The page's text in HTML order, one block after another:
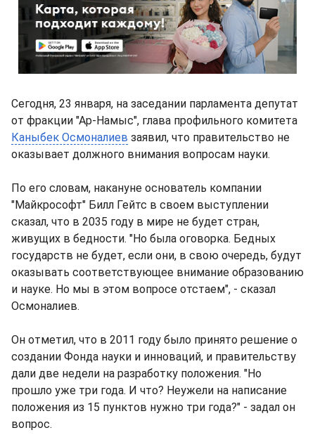
Сегодня, 23 января, на заседании парламента депутат
от фракции "Ар-Намыс", глава профильного комитета
Каныбек Осмоналиев заявил, что правительство не
оказывает должного внимания вопросам науки.
По его словам, накануне основатель компании
"Майкрософт" Билл Гейтс в своем выступлении
сказал, что в 2035 году в мире не будет стран,
живущих в бедности. "Но была оговорка. Бедных
государств не будет, если они, в свою очередь, будут
оказывать соответствующее внимание образованию
и науке. Но мы в этом вопросе отстаем", - сказал
Осмоналиев.
Он отметил, что в 2011 году было принято решение о
создании Фонда науки и инноваций, и правительству
дали две недели на разработку положения. "Но
прошло уже три года. И что? Неужели на написание
положения из 15 пунктов нужно три года?" - задал он
вопрос.